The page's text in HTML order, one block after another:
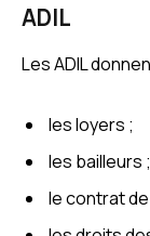
ADIL
Les ADIL
les loyers ;
les bailleurs ;
le contrat